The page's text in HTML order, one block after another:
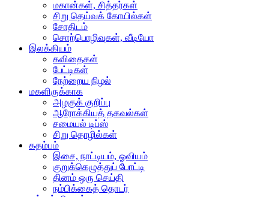
மகான்கள், சித்தர்கள்
சிறு தெய்வக் கோயில்கள்
சோதிடம்
சொற்பொழிவுகள், வீடியோ
இலக்கியம்
கவிதைகள்
பேட்டிகள்
நேற்றைய நிழல்
மகளிருக்காக
அழகுக் குறிப்பு
ஆரோக்கியத் தகவல்கள்
சமையல் டிப்ஸ்
சிறு தொழில்கள்
கதம்பம்
இசை, நாட்டியம், ஓவியம்
குறுக்கெழுத்துப் போட்டி
தினம் ஒரு செய்தி
நம்பிக்கைத் தொடர்